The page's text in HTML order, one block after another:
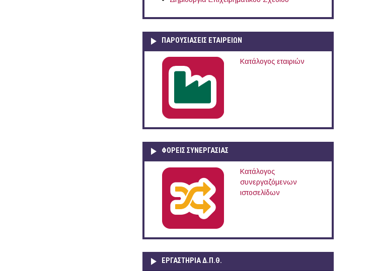
ΠΑΡΟΥΣΙΆΣΕΙΣ ΕΤΑΙΡΕΙΏΝ
Κατάλογος εταιριών
ΦΟΡΕΙΣ ΣΥΝΕΡΓΑΣΙΑΣ
Κατάλογος
συνεργαζόμενων
ιστοσελίδων
ΕΡΓΑΣΤΗΡΙΑ Δ.Π.Θ.